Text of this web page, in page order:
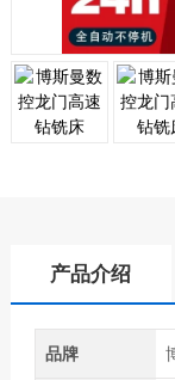
产品介绍
品牌